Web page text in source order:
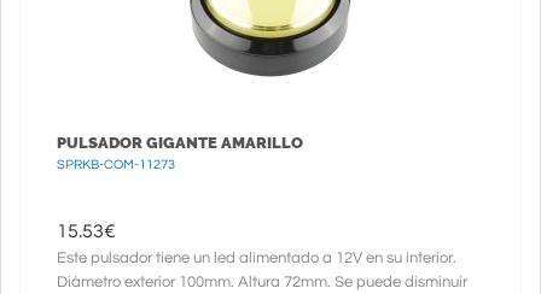
PULSADOR GIGANTE AMARILLO
SPRKB-COM-11273
15.53€
Este pulsador tiene un led alimentado a 12V en su interior.
Diámetro exterior 100mm. Altura 72mm. Se puede disminuir